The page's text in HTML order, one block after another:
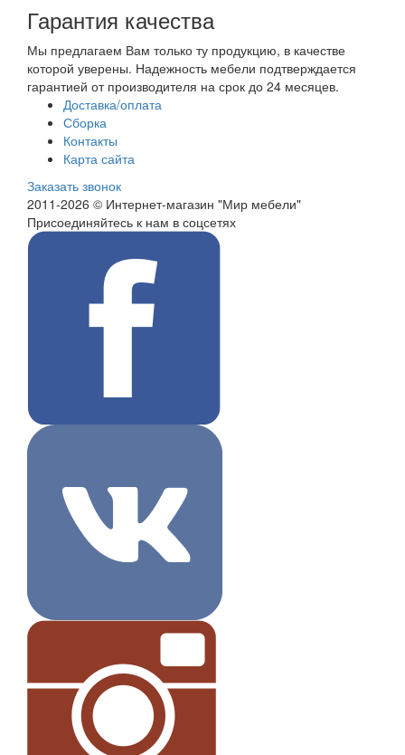
Гарантия качества
Мы предлагаем Вам только ту продукцию, в качестве
которой уверены. Надежность мебели подтверждается
гарантией от производителя на срок до 24 месяцев.
Доставка/оплата
Сборка
Контакты
Карта сайта
Заказать звонок
2011-2026 © Интернет-магазин "Мир мебели"
Присоединяйтесь к нам в соцсетях